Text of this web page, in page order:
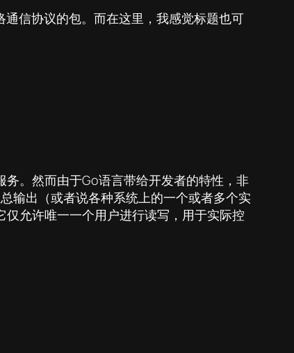
信协议的包。而在这里，我感觉标题也可
。然而由于Go语言带给开发者的特性，非
输出（或者说各种系统上的一个或者多个实
允许唯一一个用户进行读写，用于实际控